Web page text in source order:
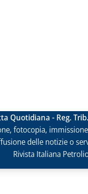
Quotidiana - Reg.
fotocopia,
delle notizie o
Rivista Italiana